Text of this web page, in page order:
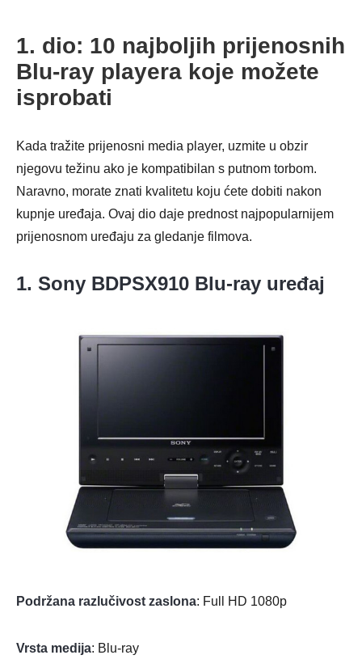
1. dio: 10 najboljih prijenosnih
Blu-ray playera koje možete
isprobati
Kada tražite prijenosni media player, uzmite u obzir
njegovu težinu ako je kompatibilan s putnom torbom.
Naravno, morate znati kvalitetu koju ćete dobiti nakon
kupnje uređaja. Ovaj dio daje prednost najpopularnijem
prijenosnom uređaju za gledanje filmova.
1. Sony BDPSX910 Blu-ray uređaj
Podržana razlučivost zaslona: Full HD 1080p
Vrsta medija: Blu-ray